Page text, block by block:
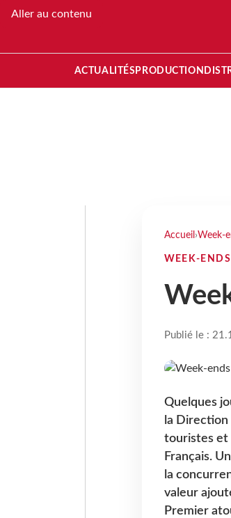
Aller au contenu
ACTUALITÉS PRODUCTION
Accueil ›Week-
WEEK-ENDS
Publié le :
Quelques
la
touristes et
Français.
la
valeur
Premier